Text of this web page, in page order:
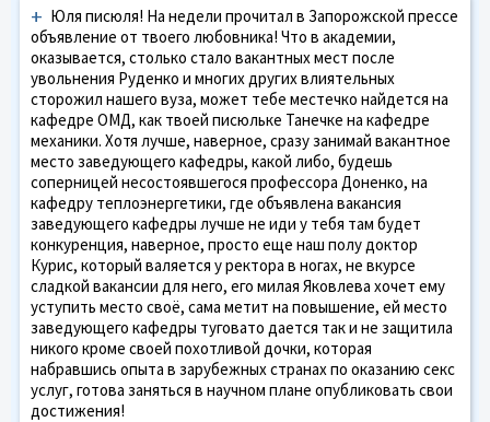
+ Юля писюля! На недели прочитал в Запорожской прессе
объявление от твоего любовника! Что в академии,
оказывается, столько стало вакантных мест после
увольнения Руденко и многих других влиятельных
сторожил нашего вуза, может тебе местечко найдется на
кафедре ОМД, как твоей писюльке Танечке на кафедре
механики. Хотя лучше, наверное, сразу занимай вакантное
место заведующего кафедры, какой либо, будешь
соперницей несостоявшегося профессора Доненко, на
кафедру теплоэнергетики, где объявлена вакансия
заведующего кафедры лучше не иди у тебя там будет
конкуренция, наверное, просто еще наш полу доктор
Курис, который валяется у ректора в ногах, не вкурсе
сладкой вакансии для него, его милая Яковлева хочет ему
уступить место своё, сама метит на повышение, ей место
заведующего кафедры туговато дается так и не защитила
никого кроме своей похотливой дочки, которая
набравшись опыта в зарубежных странах по оказанию секс
услуг, готова заняться в научном плане опубликовать свои
достижения!